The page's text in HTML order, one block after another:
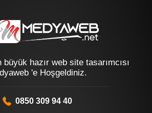
hazır web site tasarımcısı
'e Hoşgeldiniz.
0850 309 94 40